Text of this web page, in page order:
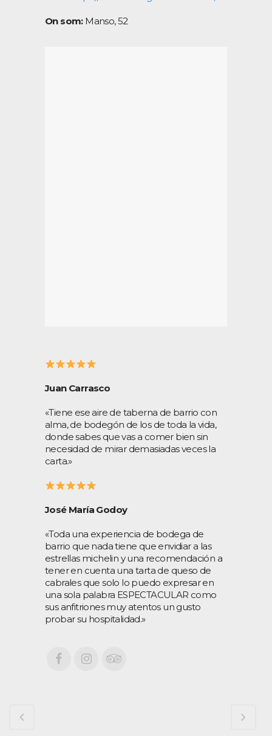
On som:Manso, 52
Juan Carrasco
«Tiene ese aire de taberna de barrio con
alma, de bodegón de los de toda la vida,
donde sabes que vas a comer bien sin
necesidad de mirar demasiadas veces la
carta.»
José María Godoy
«Toda una experiencia de bodega de
barrio que nada tiene que envidiar a las
estrellas michelin y una recomendación a
tener en cuenta una tarta de queso de
cabrales que solo lo puedo expresar en
una sola palabra ESPECTACULAR como
sus anfitriones muy atentos un gusto
probar su hospitalidad.»